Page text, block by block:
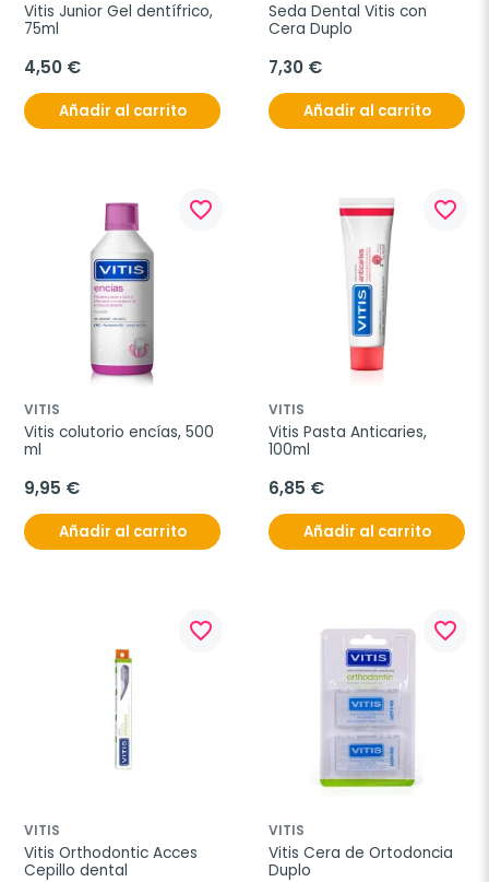
Vitis Junior Gel dentífrico,
75ml
4,50 €
Añadir al carrito
Seda Dental Vitis con
Cera Duplo
7,30 €
Añadir al carrito
favorite_border
VITIS
Vitis colutorio encías, 500
ml
9,95 €
Añadir al carrito
favorite_border
VITIS
Vitis Pasta Anticaries,
100ml
6,85 €
Añadir al carrito
favorite_border
VITIS
Vitis Orthodontic Acces
Cepillo dental
favorite_border
VITIS
Vitis Cera de Ortodoncia
Duplo